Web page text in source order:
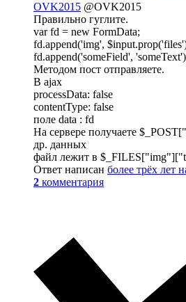
OVK2015 @OVK2015
Правильно гуглите.
var fd = new FormData;
fd.append('img',
fd.append('someField',
Методом пост отправляете.
В ajax
processData: false
contentType: false
поле data : fd
На сервере получаете
др. данных
файл лежит в
Ответ написан более трёх лет
2 комментария